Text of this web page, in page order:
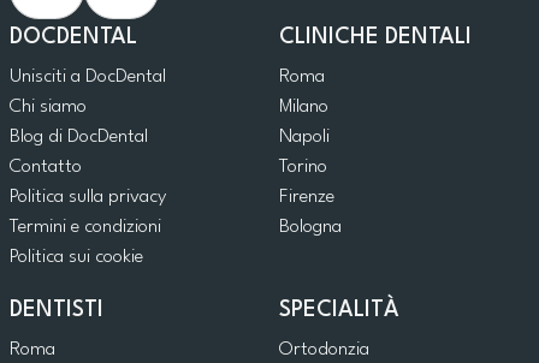
DOCDENTAL
Unisciti a DocDental
Chi siamo
Blog di DocDental
Contatto
Politica sulla privacy
Termini e condizioni
Politica sui cookie
CLINICHE DENTALI
Roma
Milano
Napoli
Torino
Firenze
Bologna
DENTISTI
Roma
SPECIALITÀ
Ortodonzia